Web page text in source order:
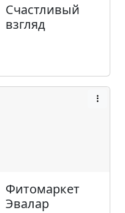
Счастливый
взгляд
Фитомаркет
Эвалар